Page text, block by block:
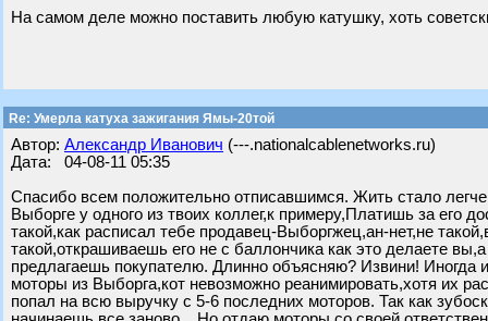
На самом деле можно поставить любую катушку, хоть
Re: Умерла катуха зажигания Ямы-20той
Автор: Александр Иванович (---.nationalcablenetworks.ru)
Дата: 04-08-11 05:35
Спасибо всем положительно отписавшимся. Жить стало
Выборге у одного из твоих коллег,к примеру,Платишь за его
такой,как расписал тебе продавец-Выборгжец,ан-нет,не
такой,открашиваешь его не с баллончика как это делаете
предлагаешь покупателю. Длинно объясняю? Извини!
моторы из Выборга,кот невозможно реанимировать,хотя их
попал на всю выручку с 5-6 последних моторов. Так как